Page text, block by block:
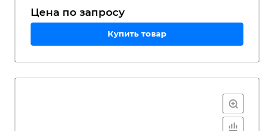
Цена по запросу
Купить товар